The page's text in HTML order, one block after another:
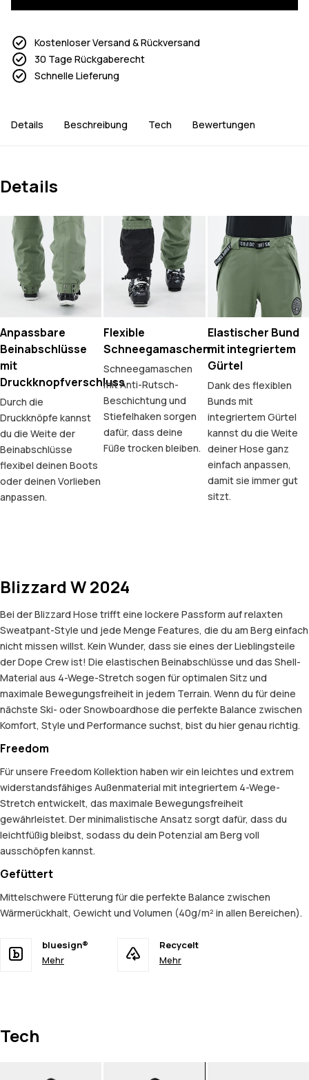
Kostenloser Versand & Rückversand
30 Tage Rückgaberecht
Schnelle Lieferung
Details Beschreibung Tech Bewertungen
Details
Anpassbare
Beinabschlüsse
mit
Druckknopfverschluss
Durch die
Druckknöpfe kannst
du die Weite der
Beinabschlüsse
flexibel deinen Boots
oder deinen Vorlieben
anpassen.
Flexible
Schneegamaschen
Schneegamaschen
mit Anti-Rutsch-
Beschichtung und
Stiefelhaken sorgen
dafür, dass deine
Füße trocken bleiben.
Elastischer Bund
mit integriertem
Gürtel
Dank des flexiblen
Bunds mit
integriertem Gürtel
kannst du die Weite
deiner Hose ganz
einfach anpassen,
damit sie immer gut
sitzt.
Blizzard W 2024
Bei der Blizzard Hose trifft eine lockere Passform auf relaxten
Sweatpant-Style und jede Menge Features, die du am Berg einfach
nicht missen willst. Kein Wunder, dass sie eines der Lieblingsteile
der Dope Crew ist! Die elastischen Beinabschlüsse und das Shell-
Material aus 4-Wege-Stretch sogen für optimalen Sitz und
maximale Bewegungsfreiheit in jedem Terrain. Wenn du für deine
nächste Ski- oder Snowboardhose die perfekte Balance zwischen
Komfort, Style und Performance suchst, bist du hier genau richtig.
Freedom
Für unsere Freedom Kollektion haben wir ein leichtes und extrem
widerstandsfähiges Außenmaterial mit integriertem 4-Wege-
Stretch entwickelt, das maximale Bewegungsfreiheit
gewährleistet. Der minimalistische Ansatz sorgt dafür, dass du
leichtfüßig bleibst, sodass du dein Potenzial am Berg voll
ausschöpfen kannst.
Gefüttert
Mittelschwere Fütterung für die perfekte Balance zwischen
Wärmerückhalt, Gewicht und Volumen (40g/m² in allen Bereichen).
bluesign®
Mehr
Recycelt
Mehr
Tech